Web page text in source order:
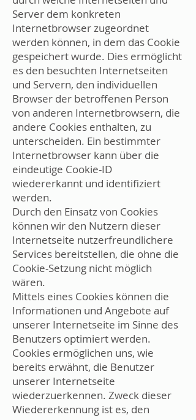
Server dem konkreten
Internetbrowser zugeordnet
werden können, in dem das Cookie
gespeichert wurde. Dies ermöglicht
es den besuchten Internetseiten
und Servern, den individuellen
Browser der betroffenen Person
von anderen Internetbrowsern, die
andere Cookies enthalten, zu
unterscheiden. Ein bestimmter
Internetbrowser kann über die
eindeutige Cookie-ID
wiedererkannt und identifiziert
werden.
Durch den Einsatz von Cookies
können wir den Nutzern dieser
Internetseite nutzerfreundlichere
Services bereitstellen, die ohne die
Cookie-Setzung nicht möglich
wären.
Mittels eines Cookies können die
Informationen und Angebote auf
unserer Internetseite im Sinne des
Benutzers optimiert werden.
Cookies ermöglichen uns, wie
bereits erwähnt, die Benutzer
unserer Internetseite
wiederzuerkennen. Zweck dieser
Wiedererkennung ist es, den